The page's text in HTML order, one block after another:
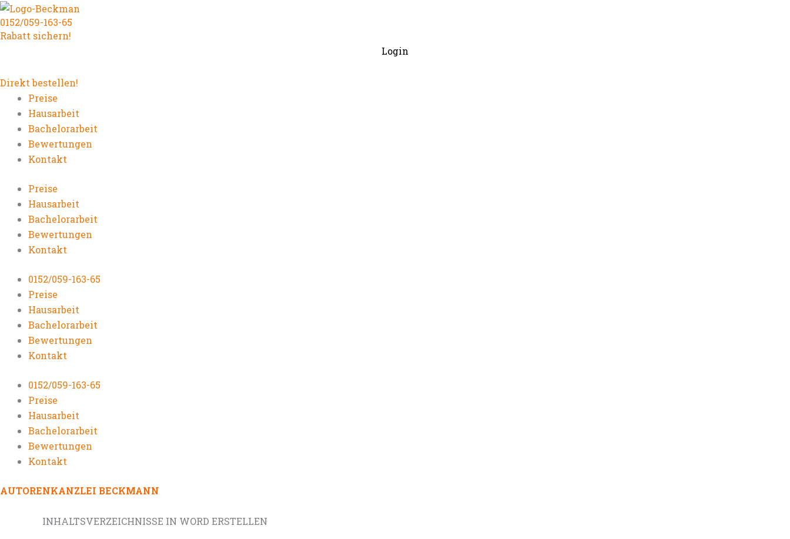
Zum
Inhalt
springen
0152/059-163-65
Rabatt sichern!
Login
Direkt bestellen!
Preise
Hausarbeit
Bachelorarbeit
Bewertungen
Kontakt
Preise
Hausarbeit
Bachelorarbeit
Bewertungen
Kontakt
0152/059-163-65
Preise
Hausarbeit
Bachelorarbeit
Bewertungen
Kontakt
0152/059-163-65
Preise
Hausarbeit
Bachelorarbeit
Bewertungen
Kontakt
AUTORENKANZLEI BECKMANN
INHALTSVERZEICHNISSE IN WORD ERSTELLEN